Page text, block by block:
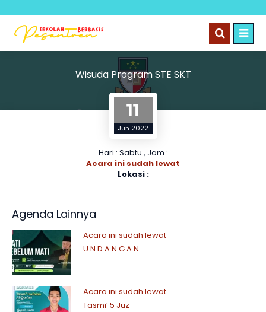
Wisuda Program STE SKT
11
Jun 2022
Hari : Sabtu , Jam :
Acara ini sudah lewat
Lokasi :
Agenda Lainnya
Acara ini sudah lewat
U N D A N G A N
Acara ini sudah lewat
Tasmi’ 5 Juz